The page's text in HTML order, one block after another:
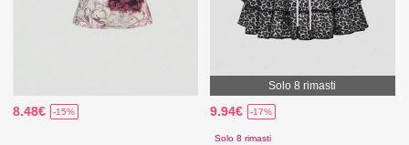
8.48€ -15%
Solo 8 rimasti
9.94€ -17%
Solo 8 rimasti